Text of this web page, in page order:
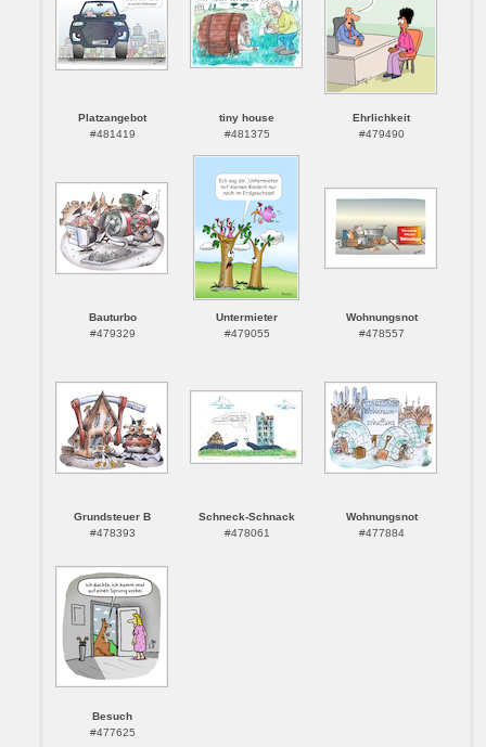
Platzangebot
#481419
tiny house
#481375
Ehrlichkeit
#479490
Bauturbo
#479329
Untermieter
#479055
Wohnungsnot
#478557
Grundsteuer B
#478393
Schneck-Schnack
#478061
Wohnungsnot
#477884
Besuch
#477625